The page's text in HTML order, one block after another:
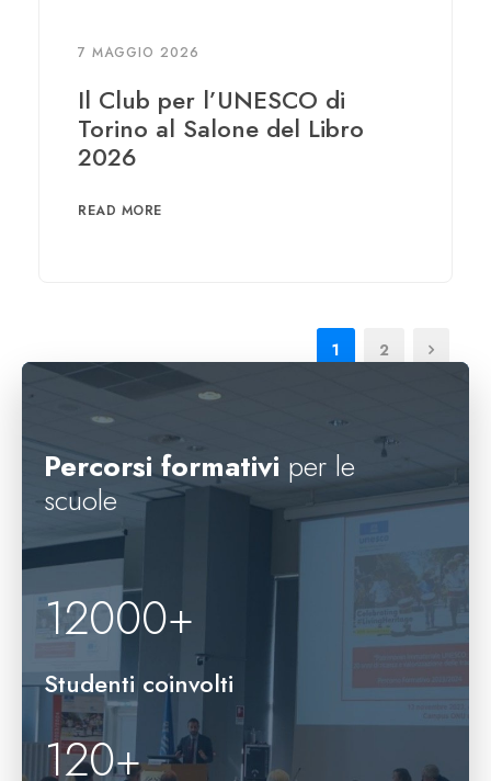
7 MAGGIO 2026
Il Club per l’UNESCO di
Torino al Salone del Libro
2026
READ MORE
1 2
Percorsi formativi per le
scuole
12000+
Studenti coinvolti
120+